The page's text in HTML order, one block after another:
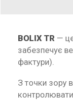
BOLIX TR —
забезпечує
фактури).
З точки зору